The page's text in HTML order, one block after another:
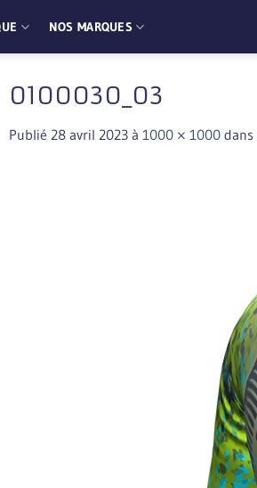
NOS MARQUES
0100030_03
Publié 28 avril 2023 à 1000 × 1000 dans